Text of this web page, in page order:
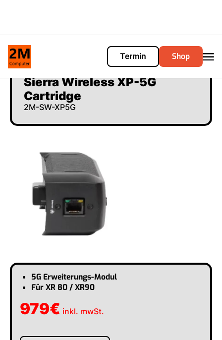
Termin Shop
Sierra Wireless XP-5G
Cartridge
2M-SW-XP5G
5G Erweiterungs-Modul
Für XR 80 / XR90
979€ inkl. mwSt.